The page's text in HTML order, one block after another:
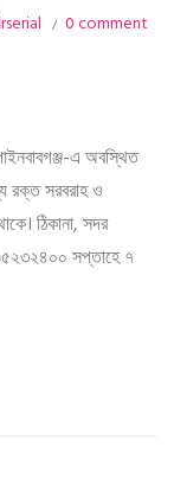
0 comment
এ অবস্থিত
রক্ত সরবরাহ ও
ঠিকানা, সদর
সপ্তাহে ৭